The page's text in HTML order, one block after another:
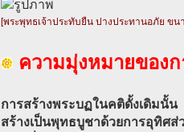
[พระพุทธเจ้าประทับยืน ปางประทานอภัย ข
ความมุ่งหมายของก
การสร้างพระบฏในคติดั้งเดิมนั้น
สร้างเป็นพุทธบูชาด้วยการอุทิศ